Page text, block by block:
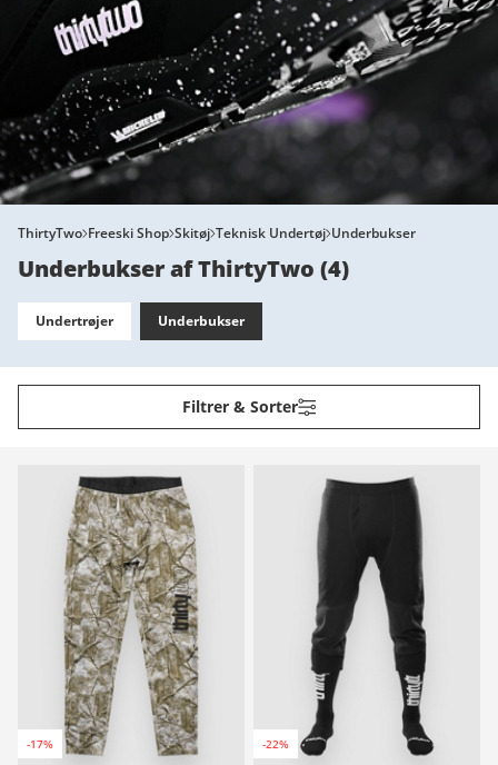
ThirtyTwo Freeski Shop Skitøj Teknisk Undertøj Underbukser
Underbukser af ThirtyTwo (4)
Undertrøjer Underbukser
Filtrer & Sorter
-17% -22%